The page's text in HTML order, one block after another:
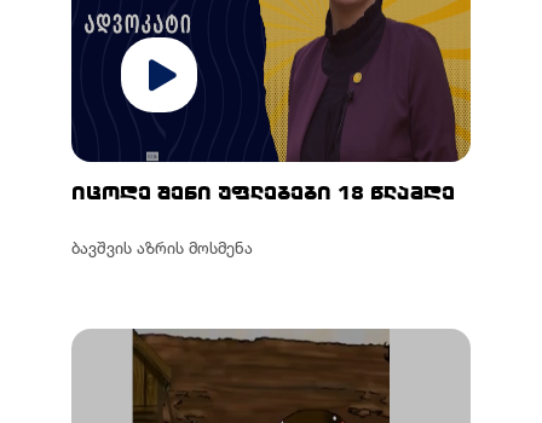
იცოდე შენი უფლებები 18 წლამდე
ბავშვის აზრის მოსმენა